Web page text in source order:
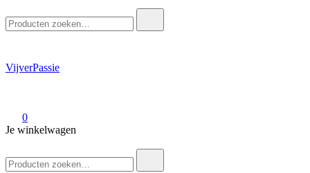
naar:
VijverPassie
0
Je winkelwagen
naar: